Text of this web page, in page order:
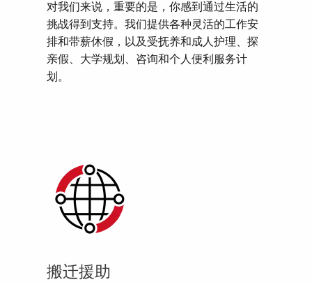
对我们来说，重要的是，你感到通过生活的
挑战得到支持。我们提供各种灵活的工作安
排和带薪休假，以及受抚养和成人护理、探
亲假、大学规划、咨询和个人便利服务计
划。
搬迁援助